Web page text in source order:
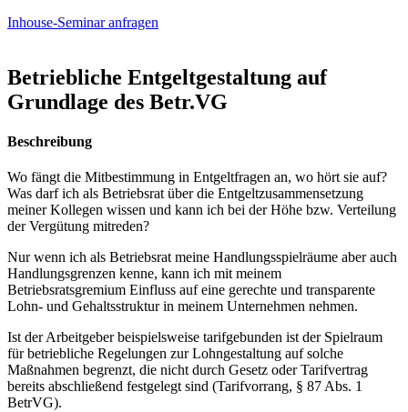
Inhouse-Seminar anfragen
Betriebliche Entgeltgestaltung auf
Grundlage des Betr.VG
Beschreibung
Wo fängt die Mitbestimmung in Entgeltfragen an, wo hört sie auf?
Was darf ich als Betriebsrat über die Entgeltzusammensetzung
meiner Kollegen wissen und kann ich bei der Höhe bzw. Verteilung
der Vergütung mitreden?
Nur wenn ich als Betriebsrat meine Handlungsspielräume aber auch
Handlungsgrenzen kenne, kann ich mit meinem
Betriebsratsgremium Einfluss auf eine gerechte und transparente
Lohn- und Gehaltsstruktur in meinem Unternehmen nehmen.
Ist der Arbeitgeber beispielsweise tarifgebunden ist der Spielraum
für betriebliche Regelungen zur Lohngestaltung auf solche
Maßnahmen begrenzt, die nicht durch Gesetz oder Tarifvertrag
bereits abschließend festgelegt sind (Tarifvorrang, § 87 Abs. 1
BetrVG).